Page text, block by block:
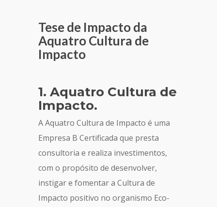
Tese de Impacto da
Aquatro Cultura de
Impacto
1. Aquatro Cultura de
Impacto.
A Aquatro Cultura de Impacto é uma
Empresa B Certificada que presta
consultoria e realiza investimentos,
com o propósito de desenvolver,
instigar e fomentar a Cultura de
Impacto positivo no organismo Eco-